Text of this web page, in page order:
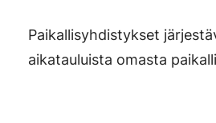
Paikallisyhdistykset
aikatauluista omasta